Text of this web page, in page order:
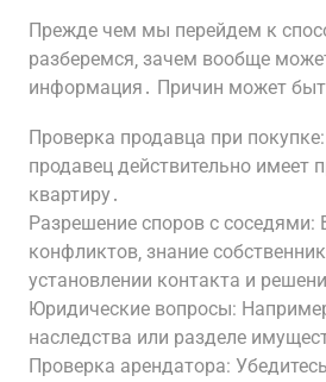
Прежде чем мы перейдем к
разберемся‚ зачем вообще
информация․ Причин может
Проверка продавца при покупке:
продавец действительно имеет
квартиру․
Разрешение споров с соседями:
конфликтов‚ знание
установлении контакта и
Юридические вопросы:
наследства или разделе
Проверка арендатора: